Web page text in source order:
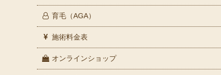
育毛（AGA）
施術料金表
オンラインショップ